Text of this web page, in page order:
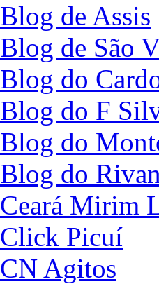
Blog de Assis
Blog de São
Blog do
Blog do F
Blog do
Blog do
Ceará Mirim
Click Picuí
CN Agitos